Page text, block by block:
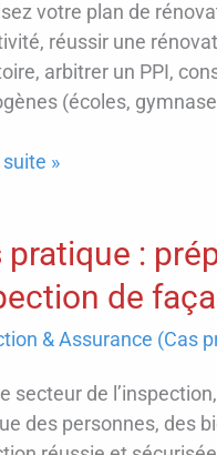
votre plan de
réussir une
arbitrer un PPI,
(écoles,
»
pratique :
de
& Assurance (Cas
secteur de
des personnes, des